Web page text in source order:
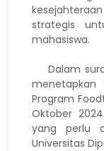
strategis
mahasiswa.
Dalam
Program
Oktober
yang perlu
Universitas